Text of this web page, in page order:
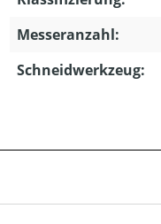
Messeranzahl:
Schneidwerkzeug: